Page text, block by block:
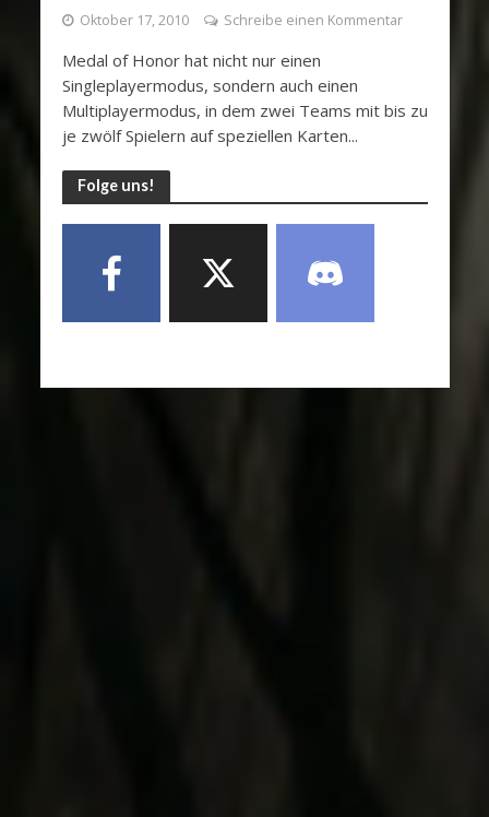
Oktober 17, 2010 Schreibe einen Kommentar
Medal of Honor hat nicht nur einen
Singleplayermodus, sondern auch einen
Multiplayermodus, in dem zwei Teams mit bis zu
je zwölf Spielern auf speziellen Karten...
Folge uns!